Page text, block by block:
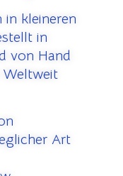
in kleineren
in
von Hand
Art